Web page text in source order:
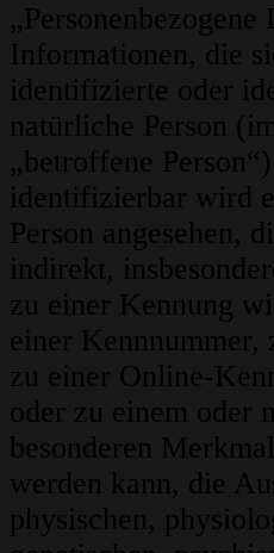
„Personenbezogene
Informationen, die
identifizierte oder
natürliche Person
„betroffene
identifizierbar wird
Person angesehen,
indirekt,
zu einer Kennung
einer Kennnummer,
zu einer Online-
oder zu einem oder
besonderen
werden kann, die
physischen,